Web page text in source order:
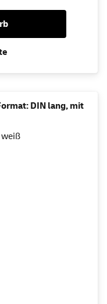
DIN lang, mit